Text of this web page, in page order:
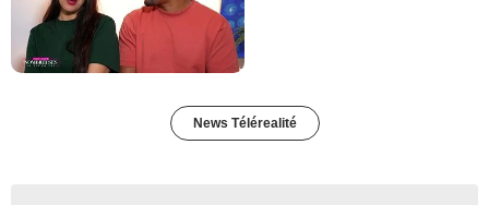
News Télérealité